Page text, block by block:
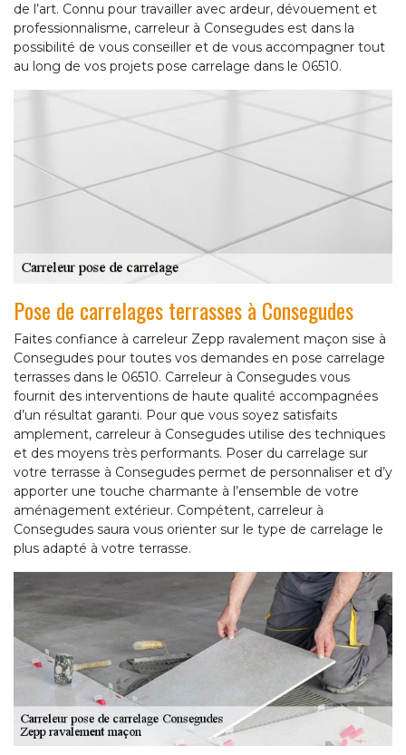
de l’art. Connu pour travailler avec ardeur, dévouement et
professionnalisme, carreleur à Consegudes est dans la
possibilité de vous conseiller et de vous accompagner tout
au long de vos projets pose carrelage dans le 06510.
Pose de carrelages terrasses à Consegudes
Faites confiance à carreleur Zepp ravalement maçon sise à
Consegudes pour toutes vos demandes en pose carrelage
terrasses dans le 06510. Carreleur à Consegudes vous
fournit des interventions de haute qualité accompagnées
d’un résultat garanti. Pour que vous soyez satisfaits
amplement, carreleur à Consegudes utilise des techniques
et des moyens très performants. Poser du carrelage sur
votre terrasse à Consegudes permet de personnaliser et d’y
apporter une touche charmante à l’ensemble de votre
aménagement extérieur. Compétent, carreleur à
Consegudes saura vous orienter sur le type de carrelage le
plus adapté à votre terrasse.